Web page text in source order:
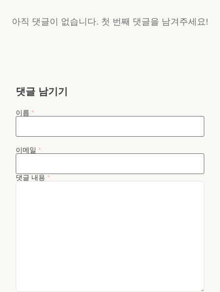
아직 댓글이 없습니다. 첫 번째 댓글을 남겨주세요!
댓글 남기기
이름 *
이메일 *
댓글 내용 *